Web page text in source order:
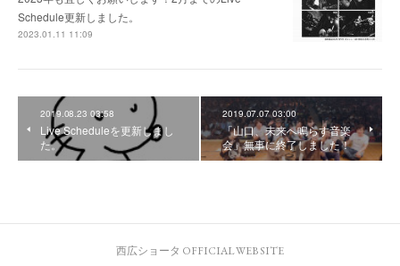
Schedule更新しました。
2023.01.11 11:09
2019.08.23 03:58
Live Scheduleを更新しまし
た。
2019.07.07 03:00
「山口、未来へ鳴らす音楽
会」無事に終了しました！
西広ショータ OFFICIAL WEB SITE